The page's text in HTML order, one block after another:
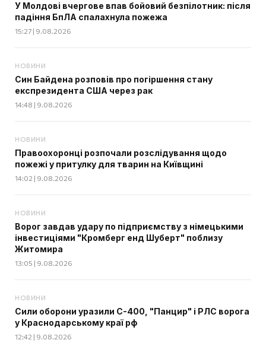
У Молдові вчергове впав бойовий безпілотник: після
падіння БпЛА спалахнула пожежа
15:27 | 9.08.2026
НОВИНИ
Син Байдена розповів про погіршення стану
експрезидента США через рак
14:48 | 9.08.2026
НОВИНИ
Правоохоронці розпочали розслідування щодо
пожежі у притулку для тварин на Київщині
14:02 | 9.08.2026
НОВИНИ
Ворог завдав удару по підприємству з німецькими
інвестиціями "Кромберг енд Шуберт" поблизу
Житомира
13:05 | 9.08.2026
НОВИНИ
Сили оборони уразили С-400, "Панцир" і РЛС ворога
у Краснодарському краї рф
12:42 | 9.08.2026